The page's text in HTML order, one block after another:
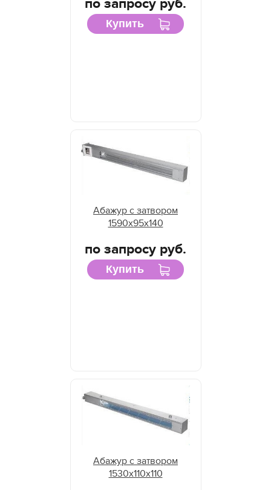
по запросу руб.
Купить
Абажур с затвором
1590х95х140
по запросу руб.
Купить
Абажур с затвором
1530х110х110